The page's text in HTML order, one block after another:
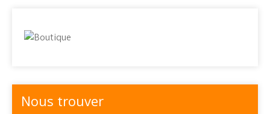
Nous trouver